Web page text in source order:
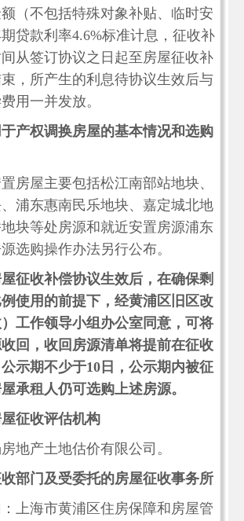
（不包括特殊对象补贴、临时安
贷款利率4.6%标准计息，征收补
从签订协议之日起至房屋征收补
，所产生的利息待协议生效后与
用一并发放。
产权调换房屋的基本情况和选购
房屋主要包括松江南部站地块、
浦东惠南民乐地块、嘉定城北地
块等处房源和就近安置房源浦东
选购操作办法另行公布。
征收补偿协议生效后，在确保剩
使用的前提下，经黄浦区旧区改
工作领导小组办公室同意，可将
回，收回房源清单将提前在征收
示期不少于10日，公示期内被征
承租人仍可选购上述房源。
征收评估机构
地产土地估价有限公司。
部门及受委托的房屋征收事务所
上海市黄浦区住房保障和房屋管